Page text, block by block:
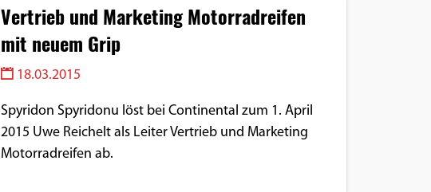
Vertrieb und Marketing Motorradreifen
mit neuem Grip
18.03.2015
Spyridon Spyridonu löst bei Continental zum 1. April
2015 Uwe Reichelt als Leiter Vertrieb und Marketing
Motorradreifen ab.